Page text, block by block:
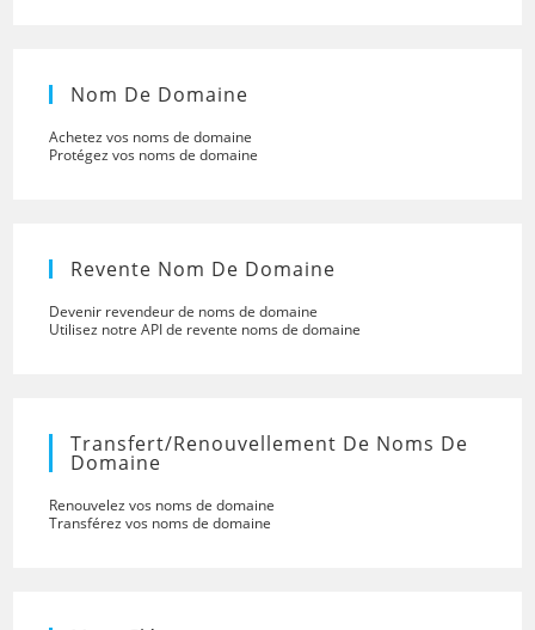
Nom De Domaine
Achetez vos noms de domaine
Protégez vos noms de domaine
Revente Nom De Domaine
Devenir revendeur de noms de domaine
Utilisez notre API de revente noms de domaine
Transfert/renouvellement De Noms De
Domaine
Renouvelez vos noms de domaine
Transférez vos noms de domaine